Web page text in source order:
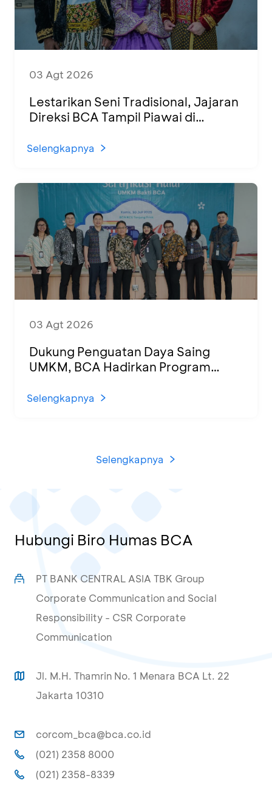
03 Agt 2026
Lestarikan Seni Tradisional, Jajaran
Direksi BCA Tampil Piawai di
Selengkapnya
03 Agt 2026
Dukung Penguatan Daya Saing
UMKM, BCA Hadirkan Program
di KCU Tanjung Priok
Selengkapnya
Selengkapnya
Hubungi Biro Humas BCA
PT BANK CENTRAL ASIA TBK Group
Corporate Communication and Social
Responsibility - CSR Corporate
Communication
Jl. M.H. Thamrin No. 1 Menara BCA Lt. 22
Jakarta 10310
corcom_bca@bca.co.id
(021) 2358 8000
(021) 2358-8339